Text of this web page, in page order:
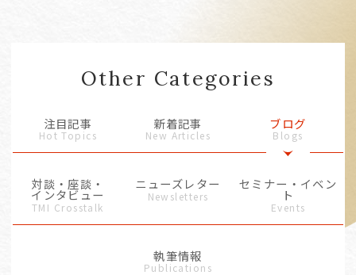
Other Categories
注目記事
Hot Topics
新着記事
New Articles
ブログ
Blogs
対談・座談・
インタビュー
TMI Crosstalk
ニューズレター
Newsletters
セミナー・イベン
ト
Events
執筆情報
Publications